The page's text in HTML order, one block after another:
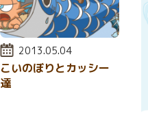
投稿日:
2013.05.04
こいのぼりとカッシー
達